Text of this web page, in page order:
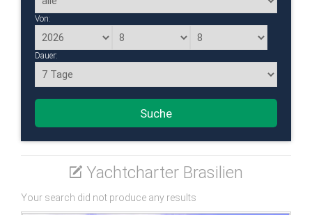
Von:
Dauer:
Flexibilität:
Suche
Yachtcharter Brasilien
Your search did not produce any results